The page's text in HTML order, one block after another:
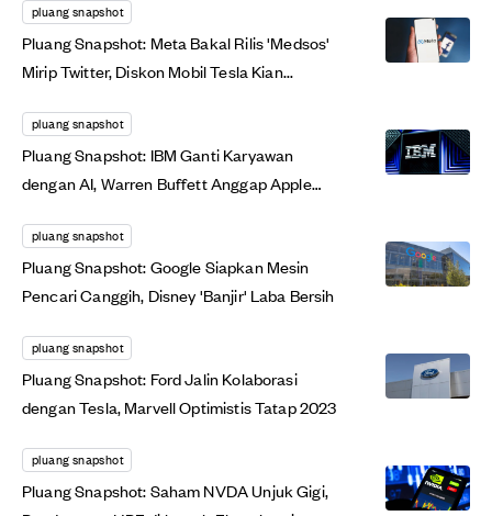
pluang snapshot
Pluang Snapshot: Meta Bakal Rilis 'Medsos'
Mirip Twitter, Diskon Mobil Tesla Kian...
pluang snapshot
Pluang Snapshot: IBM Ganti Karyawan
dengan AI, Warren Buffett Anggap Apple
pluang snapshot
Pluang Snapshot: Google Siapkan Mesin
Pencari Canggih, Disney 'Banjir' Laba Bersih
pluang snapshot
Pluang Snapshot: Ford Jalin Kolaborasi
dengan Tesla, Marvell Optimistis Tatap 2023
pluang snapshot
Pluang Snapshot: Saham NVDA Unjuk Gigi,